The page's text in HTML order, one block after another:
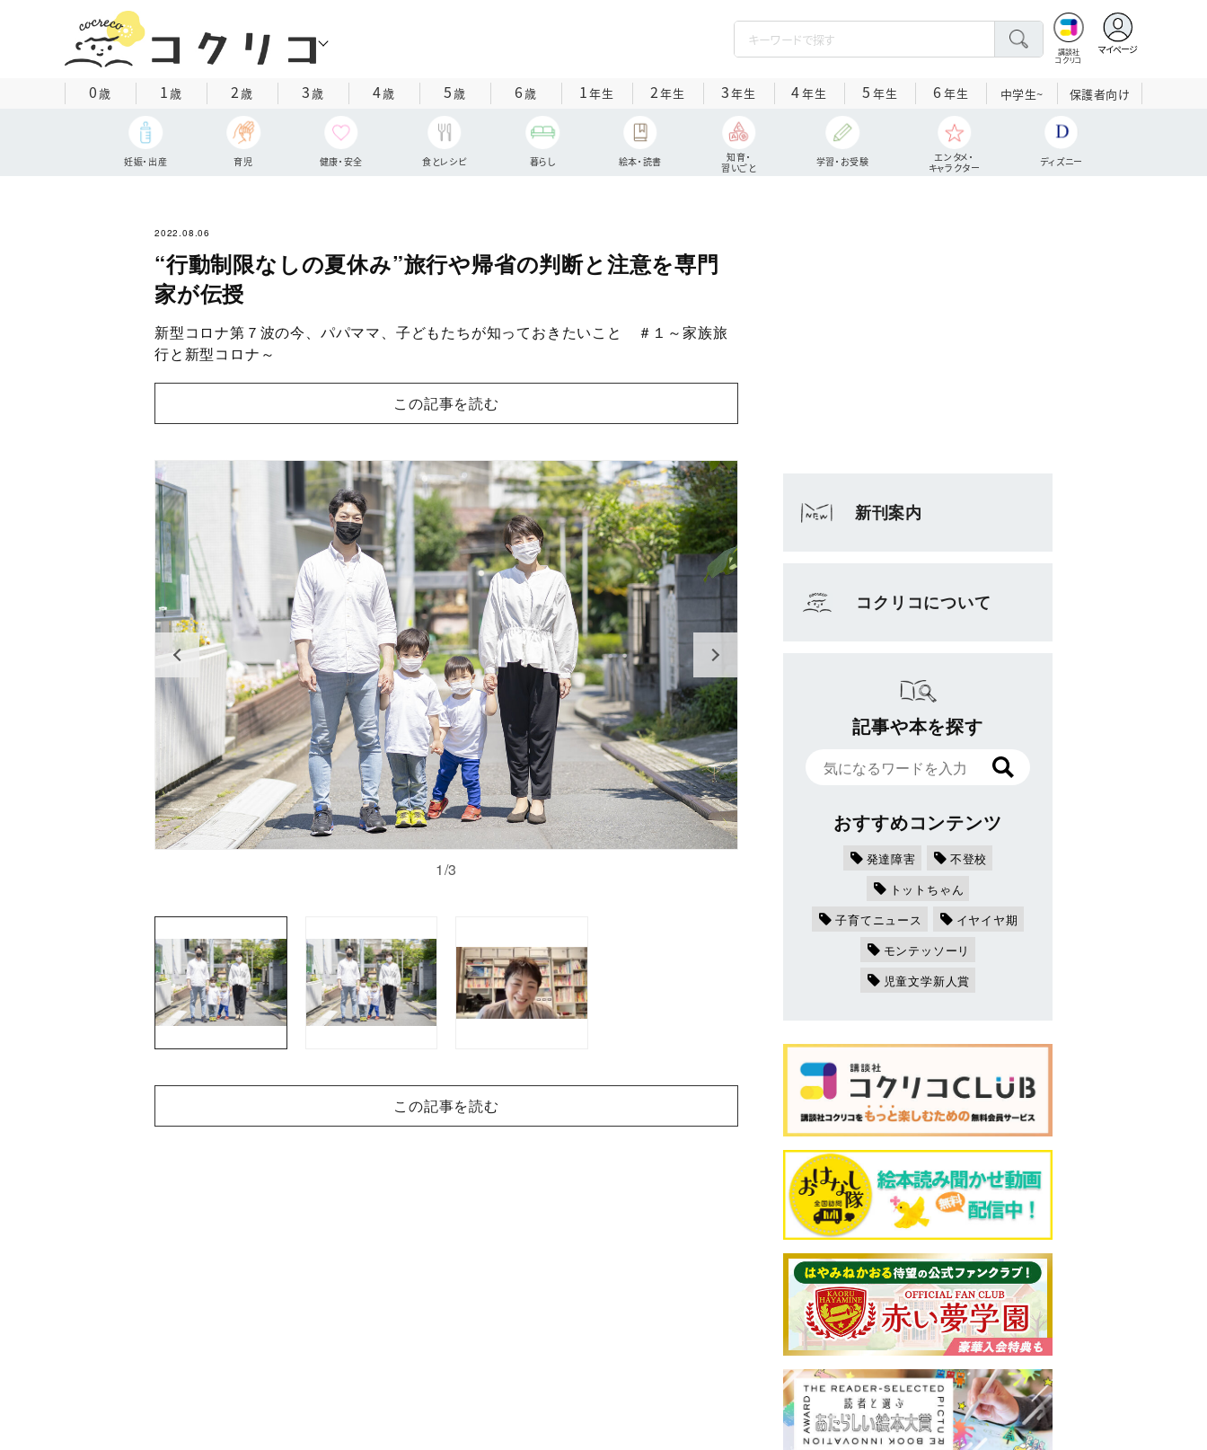
講談社
コクリコ
マイページ
0歳 1歳 2歳 3歳 4歳 5歳 6歳 1年生 2年生 3年生 4年生 5 年生 6 年生 中学生~ 保護者向け
妊娠・出産 育児 健康・安全 食とレシピ 暮らし 絵本・読書
知育・
習いごと
学習・お受験
エンタメ・
キャラクター
ディズニー
2022.08.06
“行動制限なしの夏休み”旅行や帰省の判断と注意を専門
家が伝授
新型コロナ第７波の今、パパママ、子どもたちが知っておきたいこと ＃１～家族旅
行と新型コロナ～
この記事を読む
1/3
この記事を読む
新刊案内
コクリコについて
記事や本を探す
おすすめコンテンツ
発達障害
不登校
トットちゃん
子育てニュース
イヤイヤ期
モンテッソーリ
児童文学新人賞